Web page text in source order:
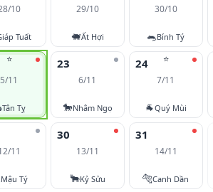
10
Tuất
29/10
🐖Ất Hợi
30/10
🐀Bính Tý
⭐
5/11
Tân Tỵ
23
6/11
🐎Nhâm Ngọ
⭐
24
7/11
🐐Quý Mùi
11
Mậu Tý
30
13/11
🐂Kỷ Sửu
31
14/11
🐅Canh Dần